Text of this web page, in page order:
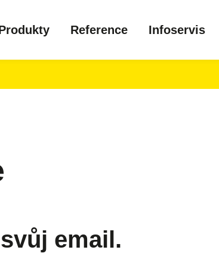
Reference Infoservis
email.